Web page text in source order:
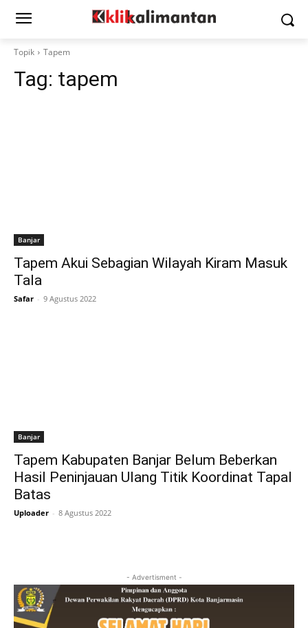
Topik Tapem
Tag: tapem
Banjar
Tapem Akui Sebagian Wilayah Kiram Masuk
Tala
Safar - 9 Agustus 2022
Banjar
Tapem Kabupaten Banjar Belum Beberkan
Hasil Peninjauan Ulang Titik Koordinat Tapal
Batas
Uploader - 8 Agustus 2022
- Advertisment -